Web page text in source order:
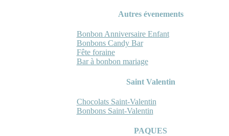
Autres évenements
Bonbon Anniversaire Enfant
Bonbons Candy Bar
Fête foraine
Bar à bonbon mariage
Saint Valentin
Chocolats Saint-Valentin
Bonbons Saint-Valentin
PAQUES